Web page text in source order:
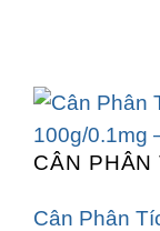
CÂN PHÂN
Cân Phân